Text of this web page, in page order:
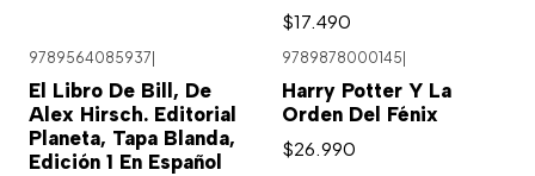
$17.490
9789564085937
El Libro De Bill, De
Alex Hirsch. Editorial
Planeta, Tapa Blanda,
Edición 1 En Español
9789878000145
Harry Potter Y La
Orden Del Fénix
$26.990